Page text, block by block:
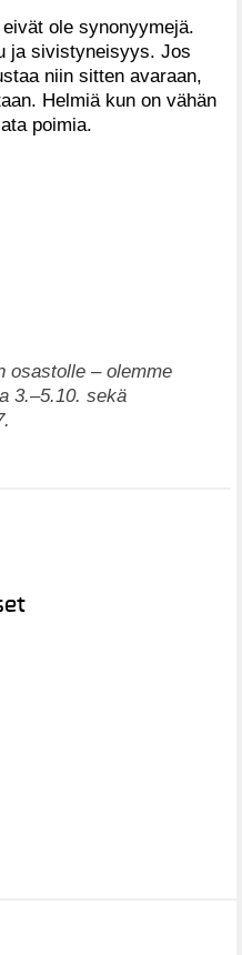
ole synonyymejä.
ja sivistyneisyys. Jos
niin sitten avaraan,
Helmiä kun on vähän
poimia.
osastolle – olemme
3.–5.10. sekä